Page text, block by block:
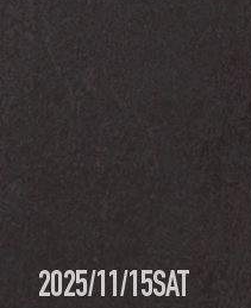
2025/11/15SAT